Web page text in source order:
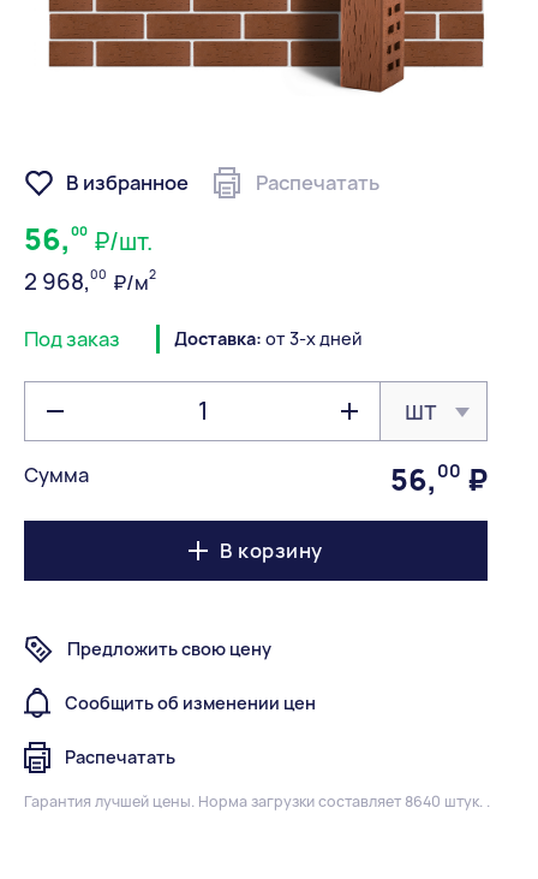
В избранное Распечатать
56, 00 ₽/шт.
2 968,00 ₽/м2
Под заказ Доставка: от 3-х дней
шт
Сумма 56, 00 ₽
В корзину
Предложить свою цену
Сообщить об изменении цен
Распечатать
Гарантия лучшей цены. Норма загрузки составляет 8640 штук. .